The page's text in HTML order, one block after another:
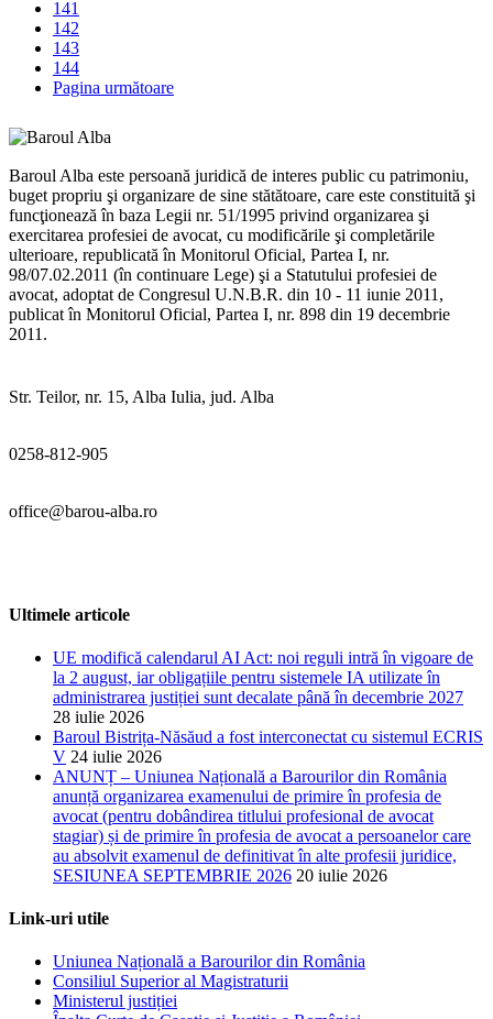
141
142
143
144
Pagina următoare
Baroul Alba este persoană juridică de interes public cu patrimoniu,
buget propriu şi organizare de sine stătătoare, care este constituită şi
funcţionează în baza Legii nr. 51/1995 privind organizarea şi
exercitarea profesiei de avocat, cu modificările şi completările
ulterioare, republicată în Monitorul Oficial, Partea I, nr.
98/07.02.2011 (în continuare Lege) şi a Statutului profesiei de
avocat, adoptat de Congresul U.N.B.R. din 10 - 11 iunie 2011,
publicat în Monitorul Oficial, Partea I, nr. 898 din 19 decembrie
2011.
Str. Teilor, nr. 15, Alba Iulia, jud. Alba
0258-812-905
office@barou-alba.ro
Ultimele articole
UE modifică calendarul AI Act: noi reguli intră în vigoare de
la 2 august, iar obligațiile pentru sistemele IA utilizate în
administrarea justiției sunt decalate până în decembrie 2027
28 iulie 2026
Baroul Bistrița-Năsăud a fost interconectat cu sistemul ECRIS
V 24 iulie 2026
ANUNȚ – Uniunea Națională a Barourilor din România
anunță organizarea examenului de primire în profesia de
avocat (pentru dobândirea titlului profesional de avocat
stagiar) și de primire în profesia de avocat a persoanelor care
au absolvit examenul de definitivat în alte profesii juridice,
SESIUNEA SEPTEMBRIE 2026 20 iulie 2026
Link-uri utile
Uniunea Națională a Barourilor din România
Consiliul Superior al Magistraturii
Ministerul justiției